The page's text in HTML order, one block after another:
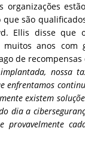
organizações
são
Ellis disse que
anos com
de
nossa
enfrentamos
existem
dia a
provavelmente